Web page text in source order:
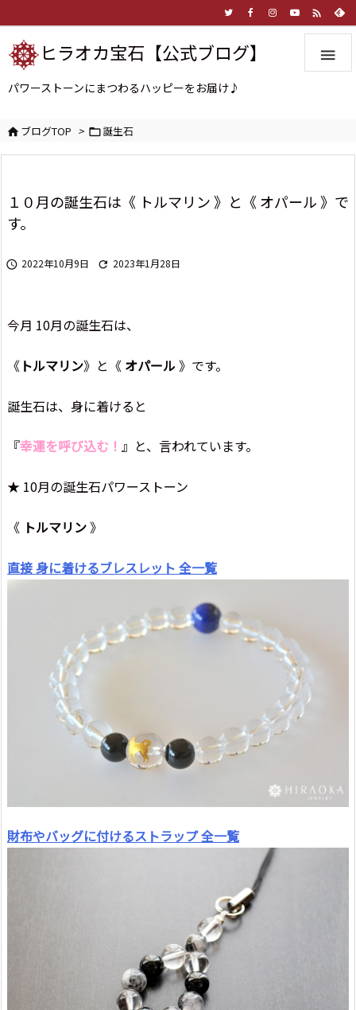


ヒラオカ宝石【公式ブログ】
パワーストーンにまつわるハッピーをお届け♪
ブログTOP > 誕生石
１０月の誕生石は《 トルマリン 》と《 オパール 》で
す。
 2022年10月9日  2023年1月28日
今月 10月の誕生石は、
《 トルマリン》と《 オパール》です。
誕生石は、身に着けると
『幸運を呼び込む！ 』と、言われています。
★ 10月の誕生石パワーストーン
《 トルマリン》
直接 身に着けるブレスレット 全一覧
財布やバッグに付けるストラップ 全一覧